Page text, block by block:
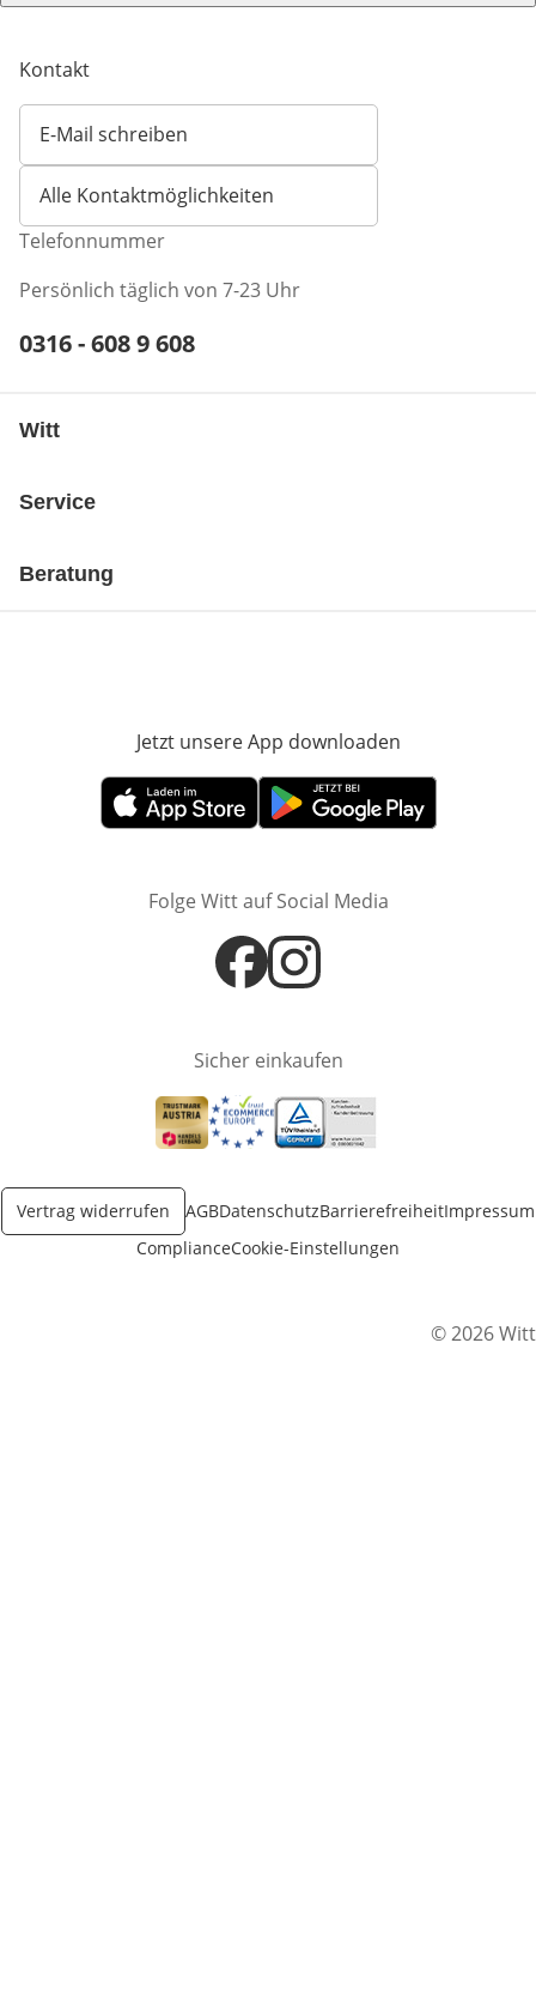
Kontakt
E-Mail schreiben
Öffnet E-Mail-Client
Alle Kontaktmöglichkeiten
Telefonnummer
Persönlich täglich von 7-23 Uhr
Telefonnummer:
0316 - 608 9 608
Witt
Service
Beratung
Jetzt unsere App downloaden
Öffnet in neuem FensterÖffnet in neuem Fenster
Folge Witt auf Social Media
Öffnet in neuem Fenster
Öffnet in neuem Fenster
Sicher einkaufen
Öffnet in neuem Fenster
Öffnet in neuem Fenster
Öffnet in neuem Fenster
Vertrag widerrufen AGBDatenschutzBarrierefreiheitImpressum
ComplianceCookie-Einstellungen
© 2026 Witt